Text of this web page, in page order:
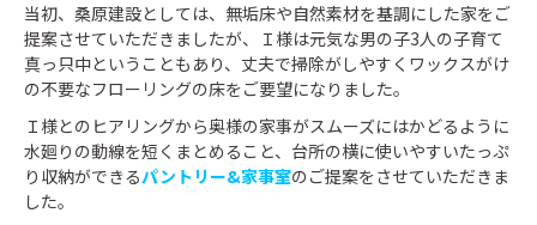
当初、桑原建設としては、無垢床や自然素材を基調にした家をご
提案させていただきましたが、Ｉ様は元気な男の子3人の子育て
真っ只中ということもあり、丈夫で掃除がしやすくワックスがけ
の不要なフローリングの床をご要望になりました。
Ｉ様とのヒアリングから奥様の家事がスムーズにはかどるように
水廻りの動線を短くまとめること、台所の横に使いやすいたっぷ
り収納ができるパントリー&家事室のご提案をさせていただきま
した。